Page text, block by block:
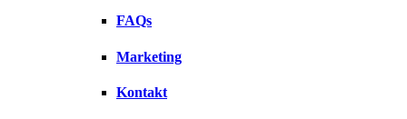
FAQs
Marketing
Kontakt